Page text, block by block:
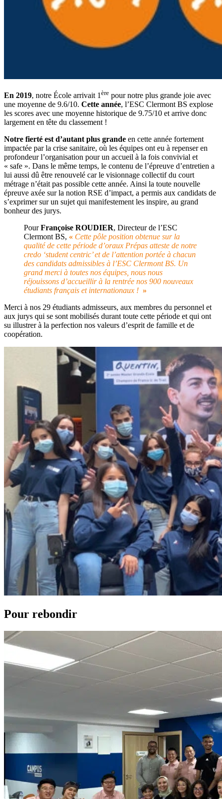
En 2019, notre École arrivait 1ère pour notre plus grande joie avec
une moyenne de 9.6/10. Cette année, l’ESC Clermont BS explose
les scores avec une moyenne historique de 9.75/10 et arrive donc
largement en tête du classement !
Notre fierté est d’autant plus grande en cette année fortement
impactée par la crise sanitaire, où les équipes ont eu à repenser en
profondeur l’organisation pour un accueil à la fois convivial et
« safe ». Dans le même temps, le contenu de l’épreuve d’entretien a
lui aussi dû être renouvelé car le visionnage collectif du court
métrage n’était pas possible cette année. Ainsi la toute nouvelle
épreuve axée sur la notion RSE d’impact, a permis aux candidats de
s’exprimer sur un sujet qui manifestement les inspire, au grand
bonheur des jurys.
PourFrançoise ROUDIER, Directeur de l’ESC
Clermont BS, « Cette pôle position obtenue sur la
qualité de cette période d’oraux Prépas atteste de notre
credo ‘student centric’ et de l’attention portée à chacun
des candidats admissibles à l’ESC Clermont BS. Un
grand merci à toutes nos équipes, nous nous
réjouissons d’accueillir à la rentrée nos 900 nouveaux
étudiants français et internationaux ! »
Merci à nos 29 étudiants admisseurs, aux membres du personnel et
aux jurys qui se sont mobilisés durant toute cette période et qui ont
su illustrer à la perfection nos valeurs d’esprit de famille et de
coopération.
Pour rebondir